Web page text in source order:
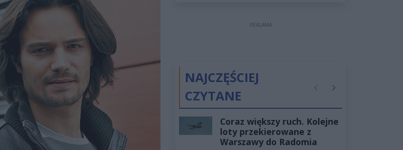
REKLAMA
NAJCZĘŚCIEJ
CZYTANE
PoprzednieNastępne
Coraz większy ruch. Kolejne
loty przekierowane z
Warszawy do Radomia